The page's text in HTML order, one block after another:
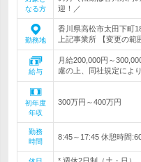
なる方
迎！／
勤務地
香川県高松市太田下町
上記事業所 【変更の範
給与
月給200,000円～
慮の上、同社規定によ
初年度
年収
300万円～400万円
勤務
時間
8:45～17:45 休憩時間